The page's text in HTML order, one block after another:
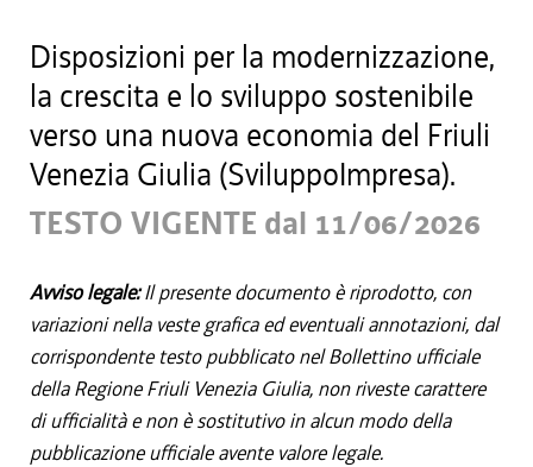
Disposizioni per la modernizzazione,
la crescita e lo sviluppo sostenibile
verso una nuova economia del Friuli
Venezia Giulia (SviluppoImpresa).
TESTO VIGENTE dal 11/06/2026
Avviso legale:Il presente documento è riprodotto, con
variazioni nella veste grafica ed eventuali annotazioni, dal
corrispondente testo pubblicato nel Bollettino ufficiale
della Regione Friuli Venezia Giulia, non riveste carattere
di ufficialità e non è sostitutivo in alcun modo della
pubblicazione ufficiale avente valore legale.